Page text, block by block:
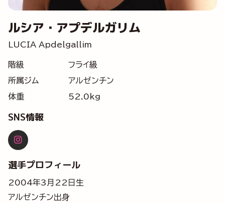
ルシア・アプデルガリム
LUCIA Apdelgallim
階級
フライ級
所属ジム
アルゼンチン
体重
52.0kg
SNS情報
選手プロフィール
2004年3月22日生
アルゼンチン出身